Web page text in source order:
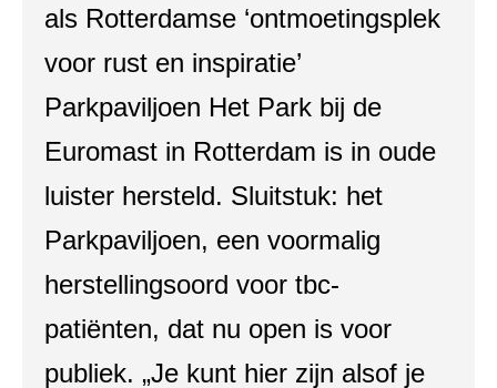
als Rotterdamse ‘ontmoetingsplek
voor rust en inspiratie’
Parkpaviljoen Het Park bij de
Euromast in Rotterdam is in oude
luister hersteld. Sluitstuk: het
Parkpaviljoen, een voormalig
herstellingsoord voor tbc-
patiënten, dat nu open is voor
publiek. „Je kunt hier zijn alsof je